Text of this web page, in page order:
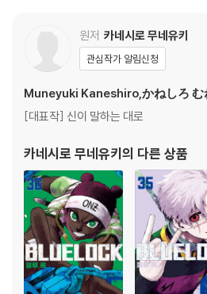
원저 카네시로 무네유키
관심작가 알림신청
Muneyuki Kaneshiro,かねしろ む
[대표작] 신이 말하는 대로
카네시로 무네유키 의 다른 상품